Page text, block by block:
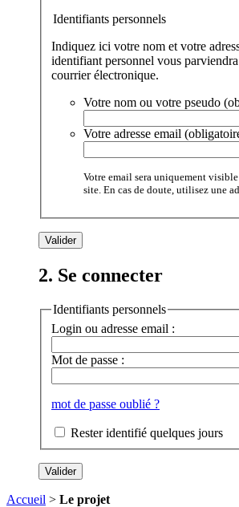
Identifiants personnels
Indiquez ici votre nom et votre
identifiant personnel vous
courrier électronique.
Votre
Votre adresse email
Votre email sera uniquement
site. En cas de doute, utilisez une
2. Se connecter
Identifiants personnels
Login ou adresse email :
Mot de passe :
mot de passe oublié ?
Rester identifié quelques jours
Accueil > Le projet